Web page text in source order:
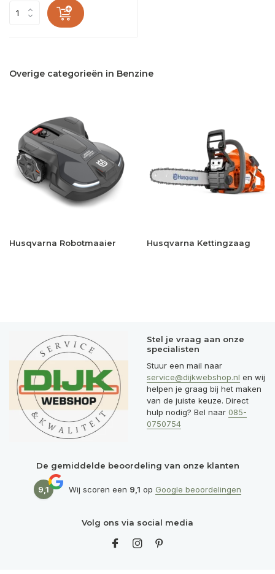
Overige categorieën in Benzine
Husqvarna Robotmaaier Husqvarna Kettingzaag
Stel je vraag aan onze
specialisten
Stuur een mail naar
service@dijkwebshop.nl en wij
helpen je graag bij het maken
van de juiste keuze. Direct
hulp nodig? Bel naar 085-
0750754
De gemiddelde beoordeling van onze klanten
9,1 Wij scoren een 9,1 op Google beoordelingen
Volg ons via social media